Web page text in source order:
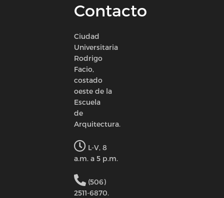
Contacto
Ciudad
Universitaria
Rodrigo
Facio,
costado
oeste de la
Escuela
de
Arquitectura.
L-V, 8
a.m. a 5 p.m.
(506)
2511-6870.